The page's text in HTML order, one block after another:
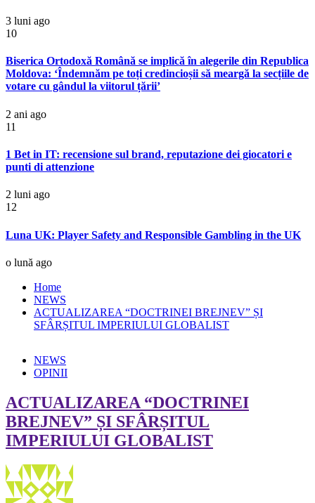
3 luni ago
10
Biserica Ortodoxă Română se implică în alegerile din Republica
Moldova: ‘Îndemnăm pe toți credincioșii să meargă la secțiile de
votare cu gândul la viitorul țării’
2 ani ago
11
1 Bet in IT: recensione sul brand, reputazione dei giocatori e
punti di attenzione
2 luni ago
12
Luna UK: Player Safety and Responsible Gambling in the UK
o lună ago
Home
NEWS
ACTUALIZAREA “DOCTRINEI BREJNEV” ȘI
SFÂRȘITUL IMPERIULUI GLOBALIST
NEWS
OPINII
ACTUALIZAREA “DOCTRINEI
BREJNEV” ȘI SFÂRȘITUL
IMPERIULUI GLOBALIST